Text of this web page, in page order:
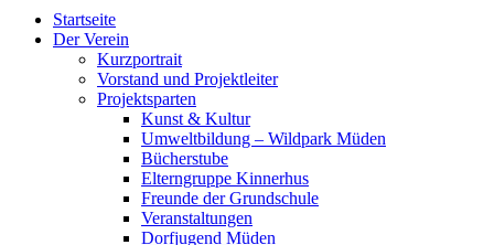
Startseite
Der Verein
Kurzportrait
Vorstand und Projektleiter
Projektsparten
Kunst & Kultur
Umweltbildung – Wildpark Müden
Bücherstube
Elterngruppe Kinnerhus
Freunde der Grundschule
Veranstaltungen
Dorfjugend Müden